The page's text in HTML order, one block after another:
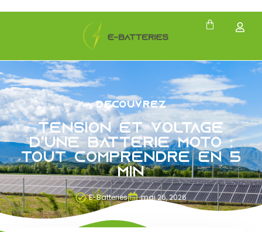
Découvrez
Tension et voltage
d’une batterie moto :
Tout comprendre en 5
min
E-Batteries mai 26, 2026